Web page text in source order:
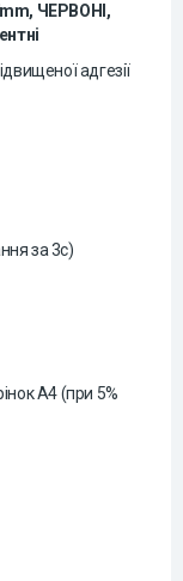
ЧЕРВОНІ,
адгезії
за 3с)
A4 (при 5%